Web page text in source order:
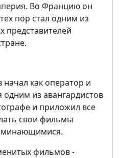
Во Францию он
пор стал одним из
представителей
как оператор и
одним из авангардистов
и приложил все
свои фильмы
фильмов -